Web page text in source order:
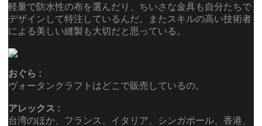
軽量で防水性の布を選んだり、ちいさな金具も自分たちで
デザインして特注しているんだ。またスキルの高い技術者
による美しい縫製も大切だと思っている。
おぐら :
ヴォータンクラフトはどこで販売しているの。
アレックス :
台湾のほか、フランス、イタリア、シンガポール、香港、